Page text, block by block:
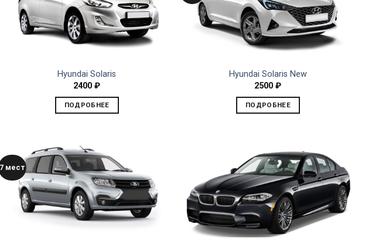
Hyundai Solaris
2400₽
ПОДРОБНЕЕ
Hyundai Solaris New
2500₽
ПОДРОБНЕЕ
7 мест